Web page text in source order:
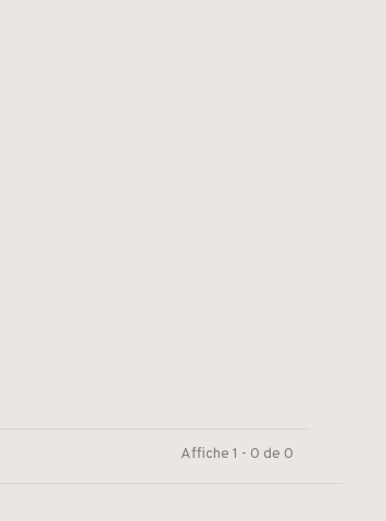
Affiche 1 - 0 de 0